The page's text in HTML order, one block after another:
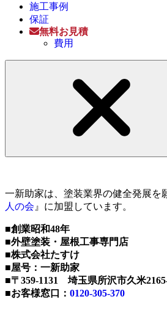
施工事例
保証
無料お見積
費用
一新助家は、塗装業界の健全発展を
人の会 』に加盟しています。
■創業昭和48年
■外壁塗装・屋根工事専門店
■株式会社たすけ
■屋号：一新助家
■〒359-1131 埼玉県所沢市久米
■お客様窓口： 0120-305-370